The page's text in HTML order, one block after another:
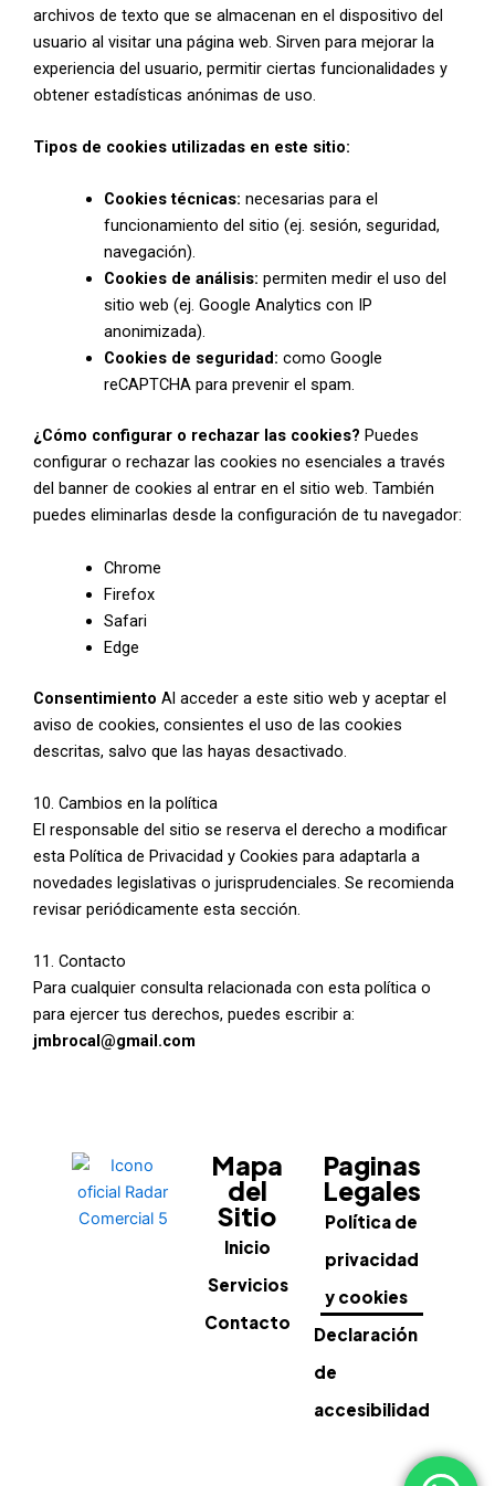
archivos de texto que se almacenan en el dispositivo del
usuario al visitar una página web. Sirven para mejorar la
experiencia del usuario, permitir ciertas funcionalidades y
obtener estadísticas anónimas de uso.
Tipos de cookies utilizadas en este sitio:
Cookies técnicas: necesarias para el
funcionamiento del sitio (ej. sesión, seguridad,
navegación).
Cookies de análisis: permiten medir el uso del
sitio web (ej. Google Analytics con IP
anonimizada).
Cookies de seguridad: como Google
reCAPTCHA para prevenir el spam.
¿Cómo configurar o rechazar las cookies? Puedes
configurar o rechazar las cookies no esenciales a través
del banner de cookies al entrar en el sitio web. También
puedes eliminarlas desde la configuración de tu navegador:
Chrome
Firefox
Safari
Edge
Consentimiento Al acceder a este sitio web y aceptar el
aviso de cookies, consientes el uso de las cookies
descritas, salvo que las hayas desactivado.
10. Cambios en la política
El responsable del sitio se reserva el derecho a modificar
esta Política de Privacidad y Cookies para adaptarla a
novedades legislativas o jurisprudenciales. Se recomienda
revisar periódicamente esta sección.
11. Contacto
Para cualquier consulta relacionada con esta política o
para ejercer tus derechos, puedes escribir a:
jmbrocal@gmail.com
Mapa
del
Sitio
Inicio
Servicios
Contacto
Paginas
Legales
Política de
privacidad
y cookies
Declaración
de
accesibilidad